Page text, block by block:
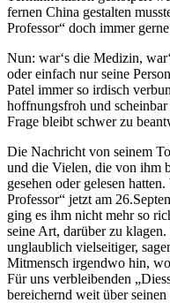
fernen China gestalten
Professor“ doch immer
Nun: war‘s die Medizin,
oder einfach nur seine
Patel immer so irdisch
hoffnungsfroh und
Frage bleibt schwer zu
Die Nachricht von seinem
und die Vielen, die von ihm
gesehen oder gelesen
Professor“ jetzt am
ging es ihm nicht mehr so
seine Art, darüber zu
unglaublich vielseitiger,
Mitmensch irgendwo hin,
Für uns verbleibenden
bereichernd weit über